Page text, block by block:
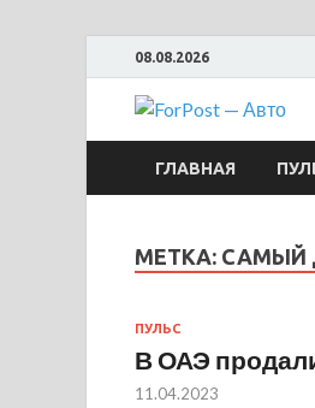
08.08.2026
ГЛАВНАЯ
МЕТКА: САМЫЙ
ПУЛЬС
В ОАЭ
11.04.2023